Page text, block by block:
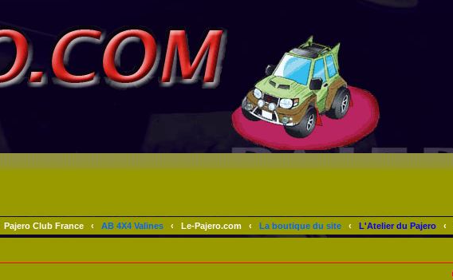
Pajero Club France ‹ AB 4X4 Valines ‹ Le-Pajero.com ‹ La boutique du site ‹ L'Atelier du Pajero ‹